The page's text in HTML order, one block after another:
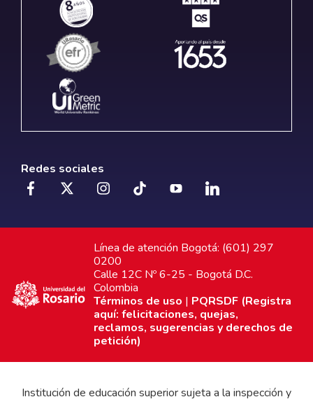
Redes sociales
Línea de atención Bogotá: (601) 297
0200
Calle 12C Nº 6-25 - Bogotá D.C.
Colombia
Términos de uso | PQRSDF (Registra
aquí: felicitaciones, quejas,
reclamos, sugerencias y derechos de
petición)
Institución de educación superior sujeta a la inspección y